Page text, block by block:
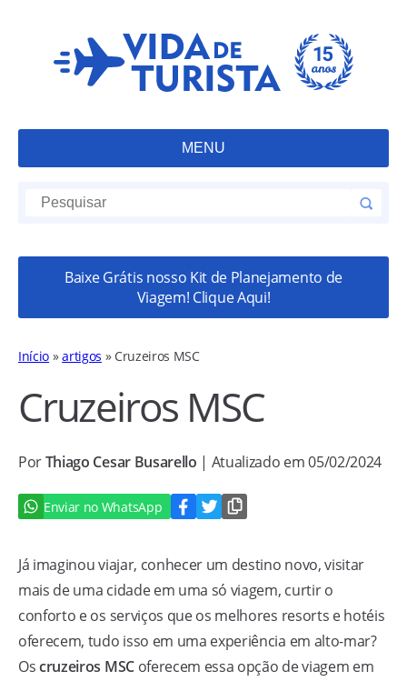
MENU
Baixe Grátis nosso Kit de Planejamento de
Viagem! Clique Aqui!
Início »artigos » Cruzeiros MSC
Cruzeiros MSC
PorThiago Cesar Busarello | Atualizado em 05/02/2024
Enviar no WhatsApp
Já imaginou viajar, conhecer um destino novo, visitar
mais de uma cidade em uma só viagem, curtir o
conforto e os serviços que os melhores resorts e hotéis
oferecem, tudo isso em uma experiência em alto-mar?
Oscruzeiros MSCoferecem essa opção de viagem em